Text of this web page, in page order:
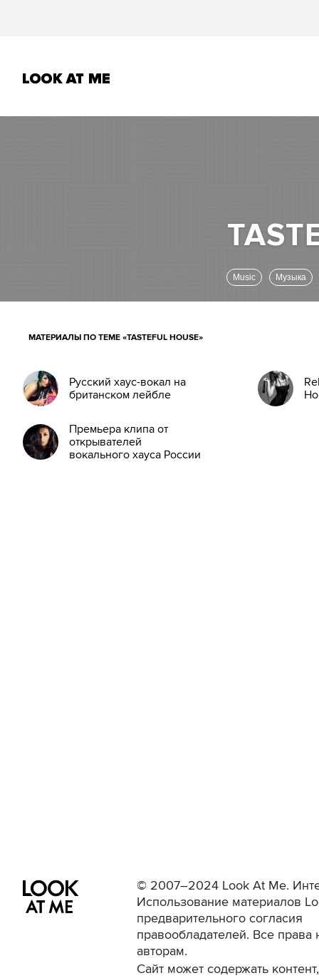
Music Музыка
МАТЕРИАЛЫ ПО ТЕМЕ «TASTEFUL HOUSE»
Русский хаус-вокал на
британском лейбле
Премьера клипа от
открывателей
вокального хауса России
© 2007–2024 Look At Me.
Использование материалов
предварительного согласия
правообладателей. Все права
авторам.
Сайт может содержать